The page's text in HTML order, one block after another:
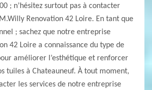
; n’hésitez surtout pas à contacter
Renovation 42 Loire. En tant que
; sachez que notre entreprise
42 Loire a connaissance du type de
améliorer l’esthétique et renforcer
tuiles à Chateauneuf. À tout moment,
les services de notre entreprise